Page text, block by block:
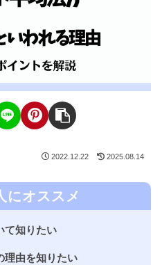
2022.12.22 2025.08.14
にオススメ
て知りたい
理由を知りたい